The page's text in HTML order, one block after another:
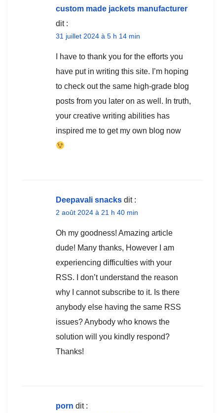
custom made jackets manufacturer
dit :
31 juillet 2024 à 5 h 14 min
I have to thank you for the efforts you
have put in writing this site. I’m hoping
to check out the same high-grade blog
posts from you later on as well. In truth,
your creative writing abilities has
inspired me to get my own blog now
Deepavali snacks dit :
2 août 2024 à 21 h 40 min
Oh my goodness! Amazing article
dude! Many thanks, However I am
experiencing difficulties with your
RSS. I don’t understand the reason
why I cannot subscribe to it. Is there
anybody else having the same RSS
issues? Anybody who knows the
solution will you kindly respond?
Thanks!
porn dit :